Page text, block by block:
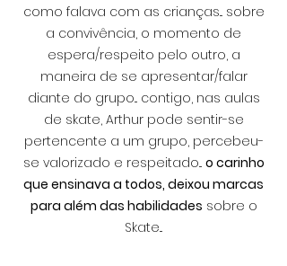
como falava com as crianças... sobre
a convivência, o momento de
espera/respeito pelo outro, a
maneira de se apresentar/falar
diante do grupo... contigo, nas aulas
de skate, Arthur pode sentir-se
pertencente a um grupo, percebeu-
se valorizado e respeitado... o carinho
que ensinava a todos, deixou marcas
para além das habilidades sobre o
Skate...